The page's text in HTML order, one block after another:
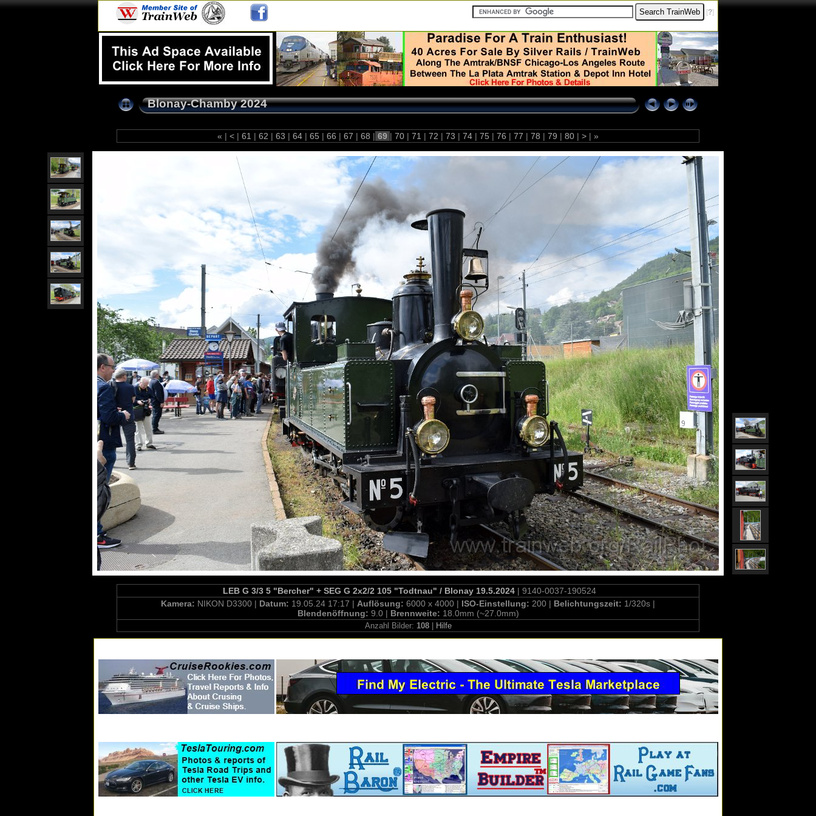
[?]
Blonay-Chamby 2024
« | < | 61 | 62 | 63 | 64 | 65 | 66 | 67 | 68 | 69 | 70 | 71 | 72 | 73 | 74 | 75 | 76 | 77 | 78 | 79 | 80 | > | »
LEB G 3/3 5 "Bercher" + SEG G 2x2/2 105 "Todtnau" / Blonay 19.5.2024| 9140-0037-190524
Kamera: NIKON D3300 | Datum: 19.05.24 17:17 | Auflösung: 6000 x 4000 | ISO-Einstellung: 200 | Belichtungszeit: 1/320s |
Blendenöffnung: 9.0 | Brennweite: 18.0mm (~27.0mm)
Anzahl Bilder: 108| Hilfe